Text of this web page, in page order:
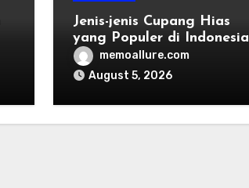
Jenis-jenis Cupang Hias
yang Populer di Indonesia
memoallure.com
August 5, 2026